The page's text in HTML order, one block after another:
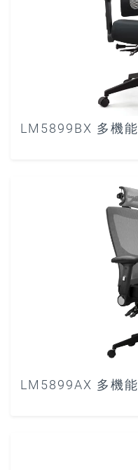
LM5899BX 多機
LM5899AX 多機